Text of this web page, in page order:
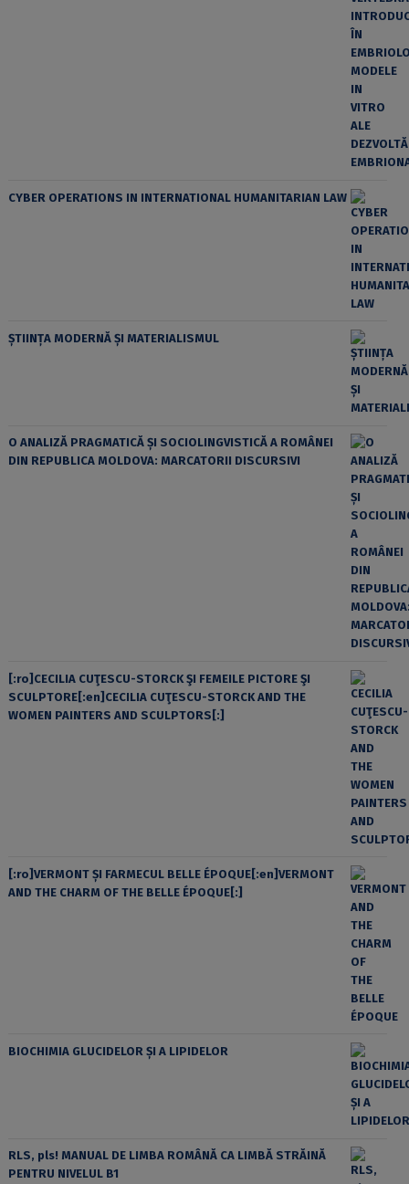
CYBER OPERATIONS IN INTERNATIONAL HUMANITARIAN LAW
ȘTIINȚA MODERNĂ ȘI MATERIALISMUL
O ANALIZĂ PRAGMATICĂ ȘI SOCIOLINGVISTICĂ A ROMÂNEI
DIN REPUBLICA MOLDOVA: MARCATORII DISCURSIVI
[:ro]CECILIA CUŢESCU-STORCK ŞI FEMEILE PICTORE ŞI
SCULPTORE[:en]CECILIA CUŢESCU-STORCK AND THE
WOMEN PAINTERS AND SCULPTORS[:]
[:ro]VERMONT ȘI FARMECUL BELLE ÉPOQUE[:en]VERMONT
AND THE CHARM OF THE BELLE ÉPOQUE[:]
BIOCHIMIA GLUCIDELOR ȘI A LIPIDELOR
RLS, pls! MANUAL DE LIMBA ROMÂNĂ CA LIMBĂ STRĂINĂ
PENTRU NIVELUL B1